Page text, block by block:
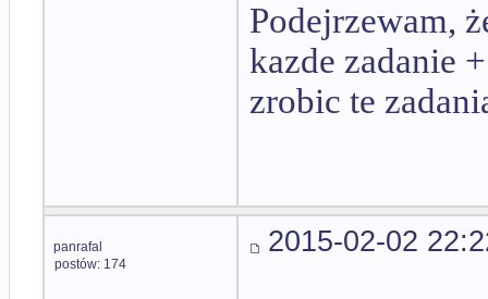
Podejrzewam,
kazde zadanie
zrobic te
panrafal
postów: 174
2015-02-02